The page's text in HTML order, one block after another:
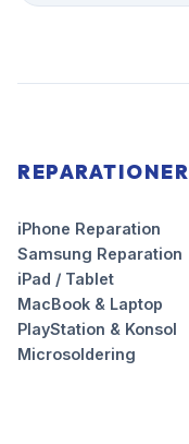
REPARATIONER
iPhone Reparation
Samsung Reparation
iPad / Tablet
MacBook & Laptop
PlayStation & Konsol
Microsoldering